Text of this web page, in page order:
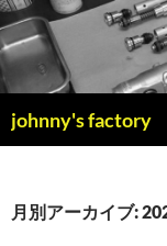
johnny's factory
索
ン
月別アーカイブ: